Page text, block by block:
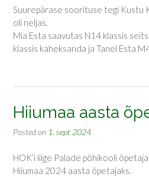
Suurepärase soorituse tegi Kustu
oli neljas.
Mia Esta saavutas N14 klassis
klassis kaheksanda ja Tanel Esta
Hiiumaa aasta
Posted on 1. sept 2024
HOK’i liige Palade põhikooli
Hiiumaa 2024 aasta õpetajaks.